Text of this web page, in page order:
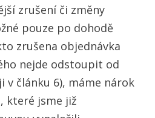
zrušení či změny
pouze po dohodě
zrušena objednávka
nejde odstoupit od
v článku 6), máme nárok
které jsme již